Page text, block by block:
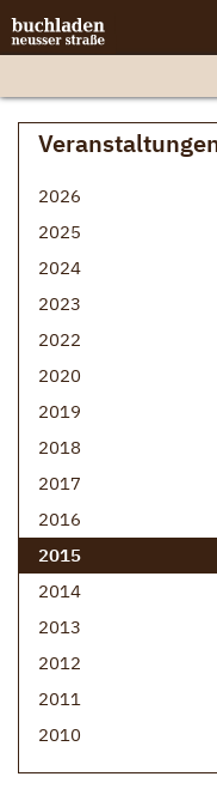
2026
2025
2024
2023
2022
2020
2019
2018
2017
2016
2015
2014
2013
2012
2011
2010